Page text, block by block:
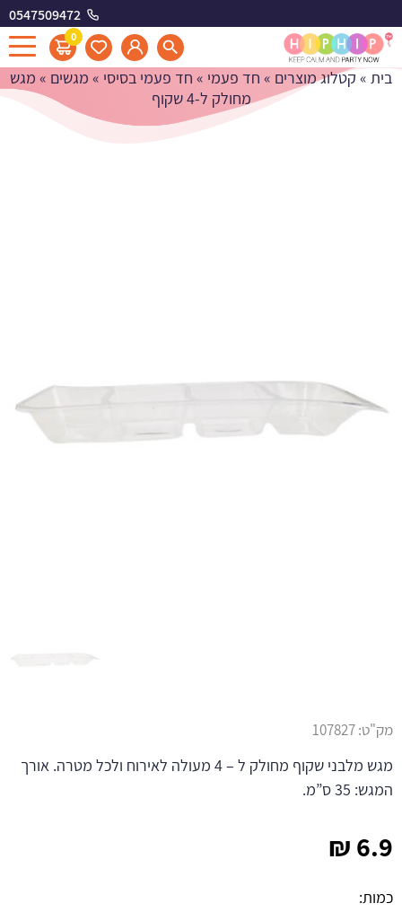
0547509472
0 מגש מחולק ל-4 שקוף
בית » קטלוג מוצרים » חד פעמי » חד פעמי בסיסי » מגשים » מגש
מחולק ל-4 שקוף
6.9
₪
כמות:
מק"ט:107827
מגש מלבני שקוף מחולק ל – 4 מעולה לאירוח ולכל מטרה. אורך
המגש: 35 ס”מ.